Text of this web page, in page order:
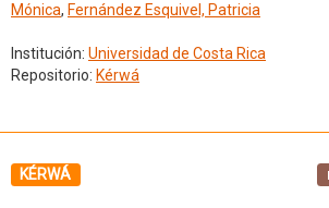
Mónica, Fernández Esquivel, Patricia
Institución: Universidad de Costa Rica
Repositorio: Kérwá
KÉRWÁ